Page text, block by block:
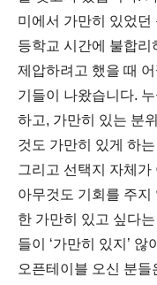
미에서 가만히 있었
등학교 시간에 불합리
제압하려고 했을 때
기들이 나왔습니다.
하고, 가만히 있는 분
것도 가만히 있게 하
그리고 선택지 자체가
아무것도 기회를 주
한 가만히 있고 싶다
들이 ‘가만히 있지’
오픈테이블 오신 분들